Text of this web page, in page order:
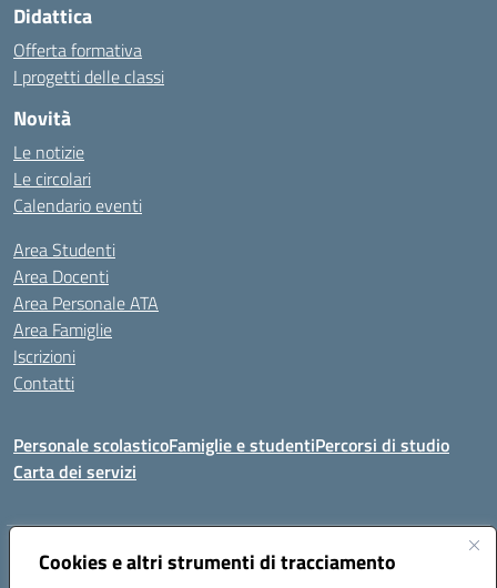
Cookies e altri strumenti di tracciamento
Didattica
Offerta formativa
I progetti delle classi
Novità
Le notizie
Le circolari
Calendario eventi
Area Studenti
Area Docenti
Area Personale ATA
Area Famiglie
Iscrizioni
Contatti
Personale scolasticoFamiglie e studentiPercorsi di studio
Carta dei servizi
Indirizzo:Via Medaglie d'Oro, 27 – 81100 Caserta